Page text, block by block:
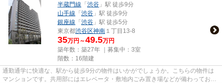
半蔵門線 「渋谷 」駅 徒歩9分
山手線 「渋谷 」駅 徒歩9分
銀座線 「渋谷 」駅 徒歩5分
東京都渋谷区神南 １丁目13-8
35万円～49.5万円
築年数：築27年 ｜募集中： 3室
階数：16階建
通勤通学に快適な、駅から徒歩9分の物件はいかがでしょうか。こちらの物件は
マンションです。共用部にはエレベータ・敷地内ごみ置き場などが備わっており